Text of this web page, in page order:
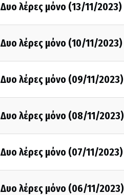
Δυο λέρες μόνο (13/11/2023)
Δυο λέρες μόνο (10/11/2023)
Δυο λέρες μόνο (09/11/2023)
Δυο λέρες μόνο (08/11/2023)
Δυο λέρες μόνο (07/11/2023)
Δυο λέρες μόνο (06/11/2023)